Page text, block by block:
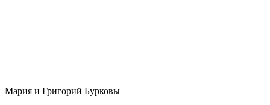
Мария и Григорий Бурковы